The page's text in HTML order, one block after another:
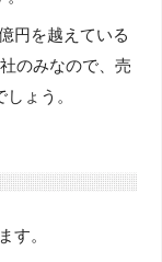
円を越えている
のみなので、売
ょう。
す。